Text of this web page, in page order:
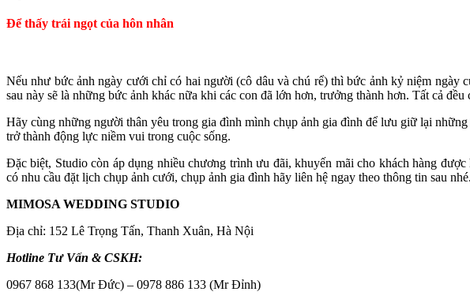
Để thấy trái ngọt của hôn nhân
Nếu như bức ảnh ngày cưới chỉ có hai người (cô dâu và chú rể) thì bức ảnh kỷ niệm
sau này sẽ là những bức ảnh khác nữa khi các con đã lớn hơn, trưởng thành hơn. Tất cả
Hãy cùng những người thân yêu trong gia đình mình chụp ảnh gia đình để lưu giữ lại những
trở thành động lực niềm vui trong cuộc sống.
Đặc biệt, Studio còn áp dụng nhiều chương trình ưu đãi, khuyến mãi cho khách hàng
có nhu cầu đặt lịch chụp ảnh cưới, chụp ảnh gia đình hãy liên hệ ngay theo thông tin sau nhé.
MIMOSA WEDDING STUDIO
Địa chỉ: 152 Lê Trọng Tấn, Thanh Xuân, Hà Nội
Hotline Tư Vấn & CSKH:
0967 868 133(Mr Đức) – 0978 886 133 (Mr Đỉnh)